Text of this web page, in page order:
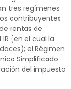
tres regímenes
contribuyentes
rentas de
(en el cual la
el Régimen
Simplificado
del impuesto